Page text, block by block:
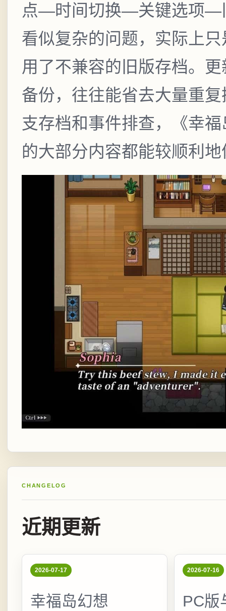
点—时间切换—关键选项—
看似复杂的问题，实际上
用了不兼容的旧版存档。
备份，往往能省去大量重
支存档和事件排查，《幸
的大部分内容都能较顺利
CHANGELOG
近期更新
2026-07-17
幸福岛幻想
2026-07-16
PC版